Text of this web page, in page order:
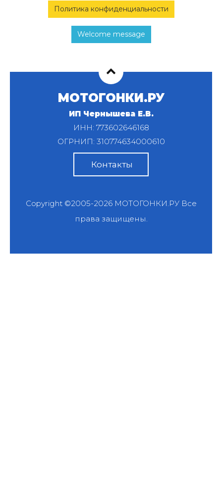
Политика конфиденциальности
Welcome message
МОТОГОНКИ.РУ
ИП Чернышева Е.В.
ИНН: 773602646168
ОГРНИП: 310774634000610
Контакты
Copyright ©2005-2026 МОТОГОНКИ.РУВсе
права защищены.